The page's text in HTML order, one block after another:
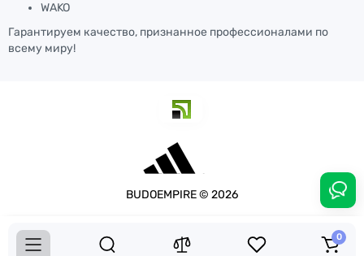
0
WAKO
Гарантируем качество, признанное профессионалами по
всему миру!
BUDOEMPIRE © 2026